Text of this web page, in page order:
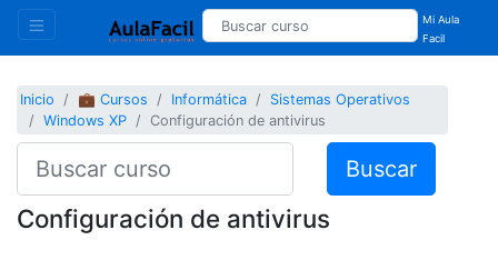
Mi Aula
Facil
Inicio 💼 Cursos Informática
Sistemas Operativos
Windows XP
Configuración de antivirus
Buscar
Configuración de antivirus